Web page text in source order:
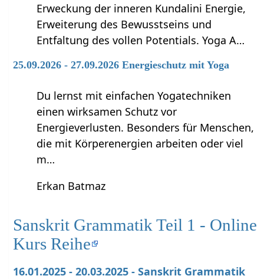
Erweckung der inneren Kundalini Energie,
Erweiterung des Bewusstseins und
Entfaltung des vollen Potentials. Yoga A…
25.09.2026 - 27.09.2026 Energieschutz mit Yoga
Du lernst mit einfachen Yogatechniken
einen wirksamen Schutz vor
Energieverlusten. Besonders für Menschen,
die mit Körperenergien arbeiten oder viel
m…
Erkan Batmaz
Sanskrit Grammatik Teil 1 - Online
Kurs Reihe
16.01.2025 - 20.03.2025 - Sanskrit Grammatik